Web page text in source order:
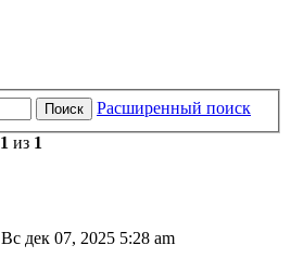
Поиск
Расширенный поиск
1 из 1
Вс дек 07, 2025 5:28 am